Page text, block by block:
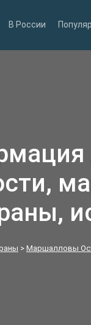
В России
> Маршалловы